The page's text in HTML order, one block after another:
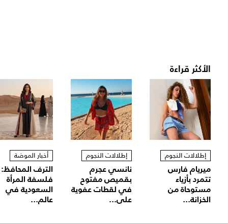
الأكثر قراءة
إطلالات النجوم
ميريام فارس
تتمرد بأزياء
مستوحاة من
الخزانة...
إطلالات النجوم
نانسي عجرم
بقميص مفتوح
في لقطات عفوية
على...
أخبار الموضة
الترف المحافظ:
فلسفة المرأة
السعودية في
عالم...